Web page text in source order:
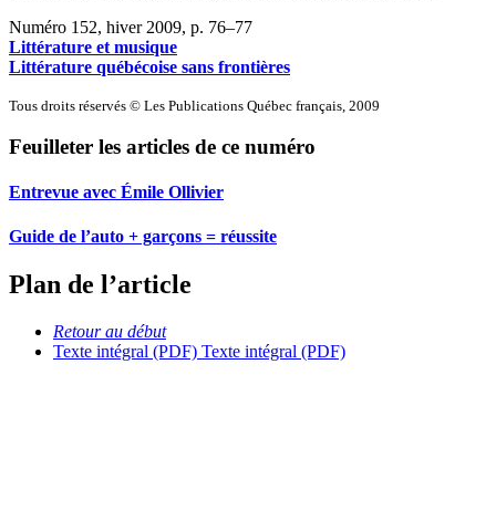
Numéro 152, hiver 2009, p. 76–77
Littérature et musique
Littérature québécoise sans frontières
Tous droits réservés © Les Publications Québec français, 2009
Feuilleter les articles de ce numéro
Entrevue avec Émile Ollivier
Guide de l’auto + garçons = réussite
Plan de l’article
Retour au début
Texte intégral (PDF) Texte intégral (PDF)